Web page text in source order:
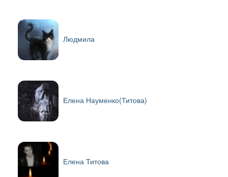
Людмила
Елена Науменко(Титова)
Елена Титова